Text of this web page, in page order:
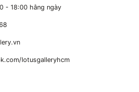
- 18:00 hằng ngày
lotusgalleryhcm